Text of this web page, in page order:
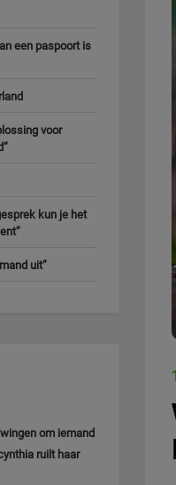
een paspoort is
voor
kun je het
uit”
om iemand
ruilt haar